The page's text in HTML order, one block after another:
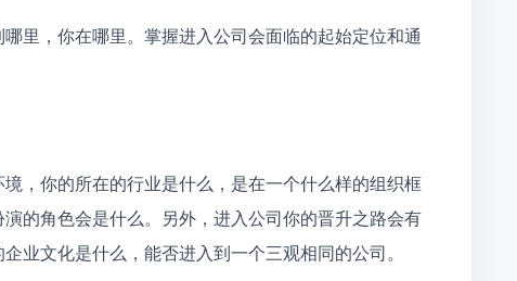
里，你在哪里。掌握进入公司会面临的起始定位和通
，你的所在的行业是什么，是在一个什么样的组织框
的角色会是什么。另外，进入公司你的晋升之路会有
业文化是什么，能否进入到一个三观相同的公司。